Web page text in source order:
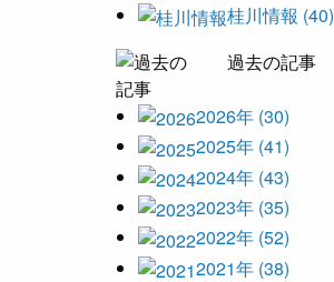
桂川情報 (40)
過去の記事
2026年 (30)
2025年 (41)
2024年 (43)
2023年 (35)
2022年 (52)
2021年 (38)